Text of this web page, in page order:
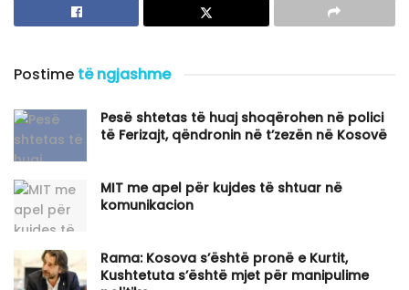
Postime të ngjashme
Pesë shtetas të huaj shoqërohen në polici
të Ferizajt, qëndronin në t’zezën në Kosovë
MIT me apel për kujdes të shtuar në
komunikacion
Rama: Kosova s’është pronë e Kurtit,
Kushtetuta s’është mjet për manipulime